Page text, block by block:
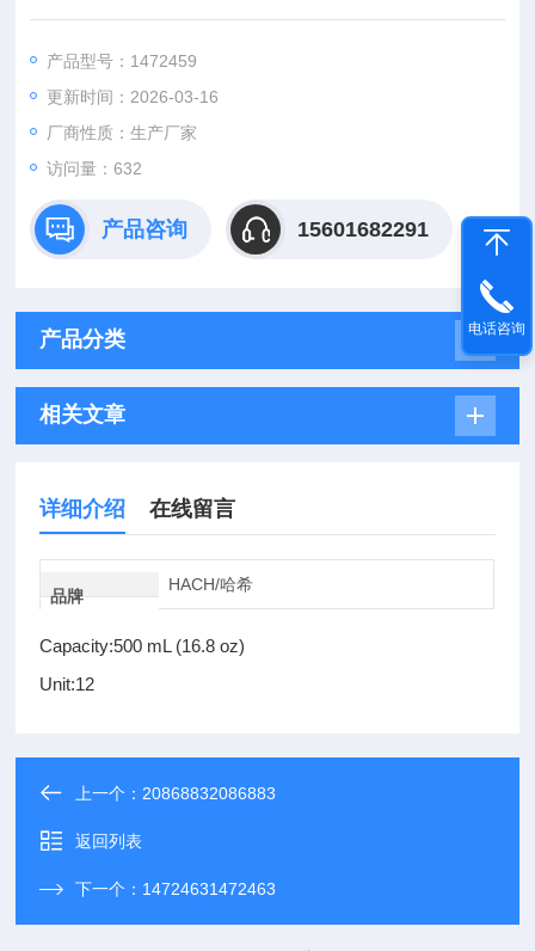
n for a perfect, leakproof fit. A protruding ring under the cap ho
产品型号：1472459
更新时间：2026-03-16
厂商性质：生产厂家
访问量：632
产品咨询 15601682291
产品分类
相关文章
详细介绍 在线留言
品牌
HACH/哈希
Capacity:500 mL (16.8 oz)
Unit:12
上一个： 20868832086883
返回列表
下一个： 14724631472463
电话咨询